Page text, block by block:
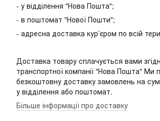
- у відділення "Нова Пошта";
- в поштомат "Нової Пошти";
- адресна доставка кур’єром по всій
Доставка товару сплачується вами
транспортної компанії "Нова Пошта" Ми
безкоштовну доставку замовлень на
у відділення або поштомат.
Більше інформації про доставку